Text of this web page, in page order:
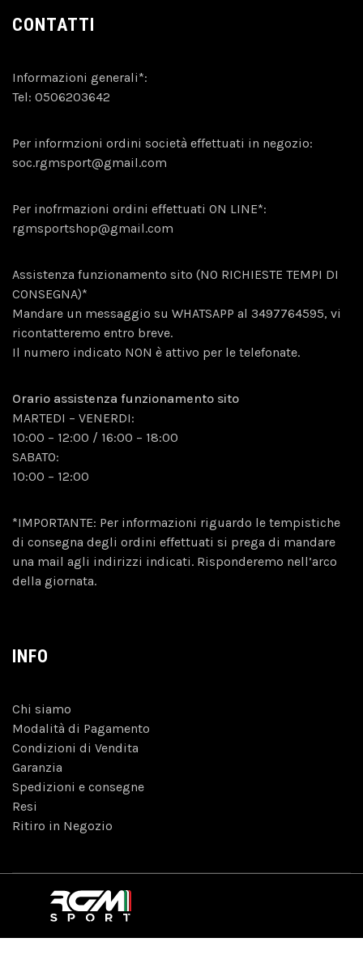
CONTATTI
Informazioni generali*:
Tel: 0506203642
Per informzioni ordini società effettuati in negozio:
soc.rgmsport@gmail.com
Per inofrmazioni ordini effettuati ON LINE*:
rgmsportshop@gmail.com
Assistenza funzionamento sito (NO RICHIESTE TEMPI DI
CONSEGNA)*
Mandare un messaggio su WHATSAPP al 3497764595, vi
ricontatteremo entro breve.
Il numero indicato NON è attivo per le telefonate.
Orario assistenza funzionamento sito
MARTEDI – VENERDI:
10:00 – 12:00 / 16:00 – 18:00
SABATO:
10:00 – 12:00
*IMPORTANTE: Per informazioni riguardo le tempistiche
di consegna degli ordini effettuati si prega di mandare
una mail agli indirizzi indicati. Risponderemo nell’arco
della giornata.
INFO
Chi siamo
Modalità di Pagamento
Condizioni di Vendita
Garanzia
Spedizioni e consegne
Resi
Ritiro in Negozio